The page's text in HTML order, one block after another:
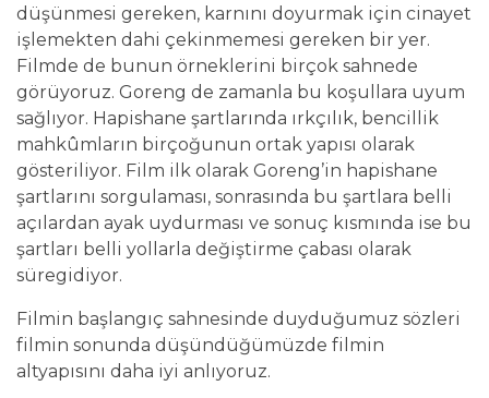
düşünmesi gereken, karnını doyurmak için cinayet
işlemekten dahi çekinmemesi gereken bir yer.
Filmde de bunun örneklerini birçok sahnede
görüyoruz. Goreng de zamanla bu koşullara uyum
sağlıyor. Hapishane şartlarında ırkçılık, bencillik
mahkûmların birçoğunun ortak yapısı olarak
gösteriliyor. Film ilk olarak Goreng’in hapishane
şartlarını sorgulaması, sonrasında bu şartlara belli
açılardan ayak uydurması ve sonuç kısmında ise bu
şartları belli yollarla değiştirme çabası olarak
süregidiyor.
Filmin başlangıç sahnesinde duyduğumuz sözleri
filmin sonunda düşündüğümüzde filmin
altyapısını daha iyi anlıyoruz.